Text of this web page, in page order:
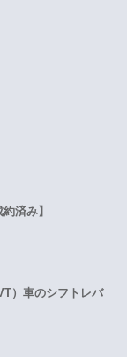
済み】
）車のシフトレバ